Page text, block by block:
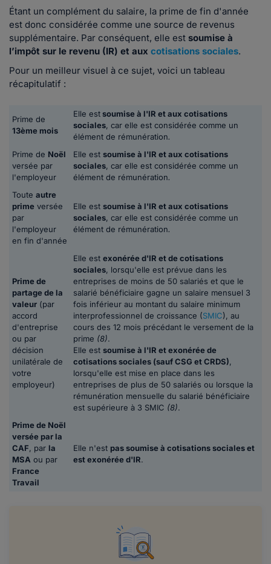
Étant un complément du salaire, la prime de fin d'année
est donc considérée comme une source de revenus
supplémentaire. Par conséquent, elle est soumise à
l’impôt sur le revenu (IR) et aux cotisations sociales.
Pour un meilleur visuel à ce sujet, voici un tableau
récapitulatif :
Prime de
13ème mois
Elle estsoumise à l'IR et aux cotisations
sociales, car elle est considérée comme un
élément de rémunération.
Prime de Noël
versée par
l'employeur
Elle est soumise à l'IR et aux cotisations
sociales, car elle est considérée comme un
élément de rémunération.
Toute autre
prime versée
par
l'employeur
en fin d'année
Elle est soumise à l'IR et aux cotisations
sociales, car elle est considérée comme un
élément de rémunération.
Prime de
partage de la
valeur (par
accord
d'entreprise
ou par
décision
unilatérale de
votre
employeur)
Elle est exonérée d'IR et de cotisations
sociales, lorsqu'elle est prévue dans les
entreprises de moins de 50 salariés et que le
salarié bénéficiaire gagne un salaire mensuel 3
fois inférieur au montant du salaire minimum
interprofessionnel de croissance (SMIC), au
cours des 12 mois précédant le versement de la
prime (8).
Elle est soumise à l'IR et exonérée de
cotisations sociales (sauf CSG et CRDS),
lorsqu'elle est mise en place dans les
entreprises de plus de 50 salariés ou lorsque la
rémunération mensuelle du salarié bénéficiaire
est supérieure à 3 SMIC (8).
Prime de Noël
versée par la
CAF, par la
MSA ou par
France
Travail
Elle n'est pas soumise à cotisations sociales et
est exonérée d'IR.